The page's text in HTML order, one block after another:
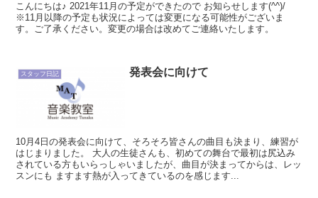
こんにちは♪ 2021年11月の予定ができたので お知らせします(^^)/
※11月以降の予定も状況によっては変更になる可能性がございま
す。ご了承ください。変更の場合は改めてご連絡いたします。
スタッフ日記 発表会に向けて
10月4日の発表会に向けて、そろそろ皆さんの曲目も決まり、練習が
はじまりました。 大人の生徒さんも、初めての舞台で最初は尻込み
されている方もいらっしゃいましたが、曲目が決まってからは、レッ
スンにも ますます熱が入ってきているのを感じます...